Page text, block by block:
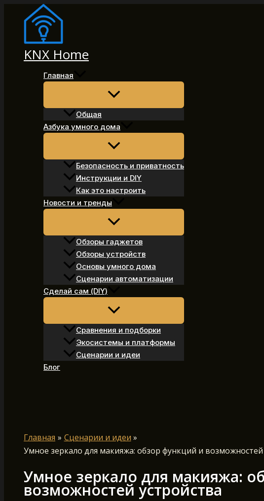
Перейти
содержимому
KNX Home
Главная
Общая
Азбука умного дома
Безопасность и приватность
Инструкции и DIY
Как это настроить
Новости и тренды
Обзоры гаджетов
Обзоры устройств
Основы умного дома
Сценарии автоматизации
Сделай сам (DIY)
Сравнения и подборки
Экосистемы и платформы
Сценарии и идеи
Блог
Главная
Сценарии и идеи
Умное зеркало для макияжа: обзор функций и возможностей
Умное зеркало для макияжа:
возможностей устройства